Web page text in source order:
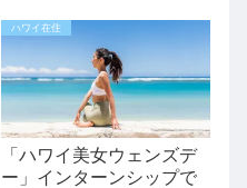
ンタビューさせていただきまし
た。HIBARIです。長崎で生まれ
育ちました。趣味はカフェに行
くこと、写真を撮ること、そ...
ハワイ在住
「ハワイ美女ウェンズデ
ー」インターンシップで